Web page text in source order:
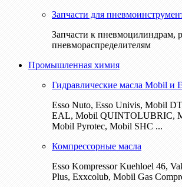
Запчасти для
Запчасти к пневмоцилиндрам,
пневмораспределителям
Промышленная химия
Гидравлические масла Mobil и
Esso Nuto, Esso Univis, Mobil
EAL, Mobil QUINTOLUBRIC,
Mobil Pyrotec, Mobil SHC ...
Компрессорные масла
Esso Kompressor Kuehloel 46,
Plus, Exxcolub, Mobil Gas